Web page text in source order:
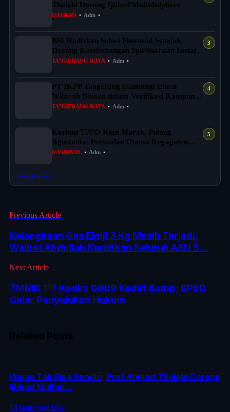
Tholabi Dorong Ijtihad Multidisipliner
DAERAH • Adm •
BSI Hadirkan Solusi Finansial Syariah,
Dorong Keseimbangan Spiritual dan Sosial...
TANGERANG RAYA • Adm •
PT IKPP Tangerang Dampingi Enam
Wilayah Binaan dalam Verifikasi Kampung
Iklim Ba...
TANGERANG RAYA • Adm •
Korban TPPO Kian Marak, Pulung
Agustanto: Persoalan Utama Kegagalan
Menciptakan...
NASIONAL • Adm •
Selengkapnya
Previous Article
Kelangkaan Gas Elpiji 3 Kg Masih Terjadi,
Walkot Abdullah Kerahkan Seluruh ASN S...
Next Article
TMMD 117 Kodim 0809 Kediri &amp; BPBD
Gelar Penyuluhan Hukum
Ulama Tak Bisa Sendiri, Prof Ahmad Tholabi Dorong
Ijtihad Multidi...
16 jam yang lalu